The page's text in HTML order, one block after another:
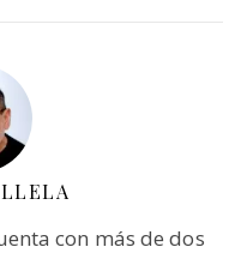
con más de dos